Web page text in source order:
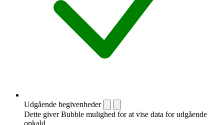
Udgående begivenheder
Dette giver Bubble mulighed for at vise data for udgående
opkald.